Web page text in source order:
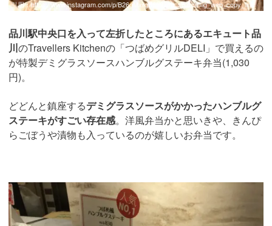
引用：https://www.instagram.com/p/B26gMxrgB6f/?utm_source=ig_web_copy_link
品川駅中央口を入って左折したところにあるエキュート品
川のTravellers Kitchenの「つばめグリルDELI」で買えるの
が特製デミグラスソースハンブルグステーキ弁当(1,030
円)。
どどんと鎮座するデミグラスソースがかかったハンブルグ
ステーキがすごい存在感。洋風弁当かと思いきや、きんぴ
らごぼうや漬物も入っているのが嬉しいお弁当です。